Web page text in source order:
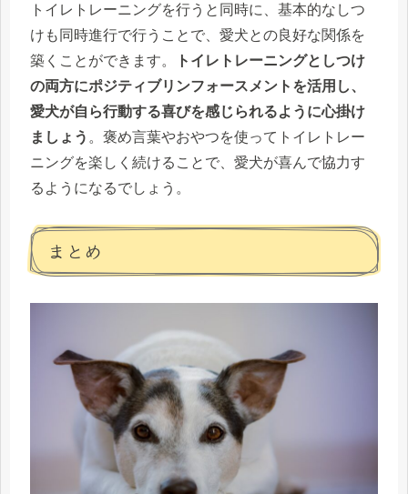
トイレトレーニングを行うと同時に、基本的なしつ
けも同時進行で行うことで、愛犬との良好な関係を
築くことができます。
トイレトレーニングとしつけ
の両方にポジティブリンフォースメントを活用し、
愛犬が自ら行動する喜びを感じられるように心掛け
ましょう 。褒め言葉やおやつを使ってトイレトレー
ニングを楽しく続けることで、愛犬が喜んで協力す
るようになるでしょう。
まとめ